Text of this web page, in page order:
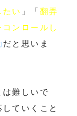
い 」「 翻弄
ンロールし
だと思いま
は難しいで
していくこと